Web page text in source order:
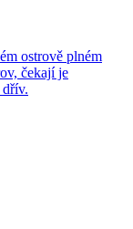
ostrově plném
čekají je
dřív.